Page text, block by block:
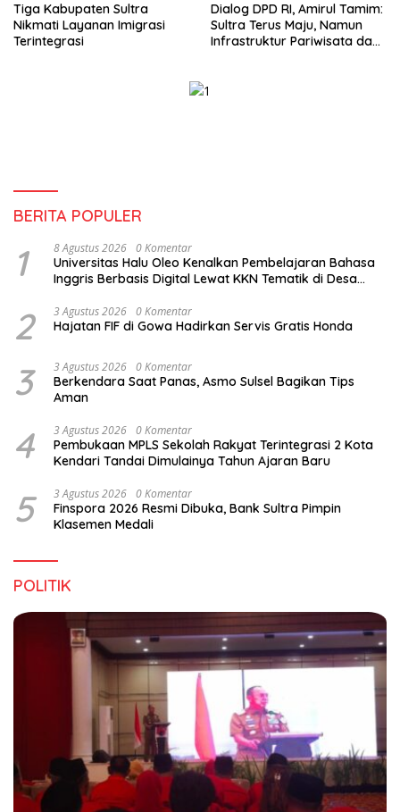
Tiga Kabupaten Sultra
Nikmati Layanan Imigrasi
Terintegrasi
Dialog DPD RI, Amirul Tamim:
Sultra Terus Maju, Namun
Infrastruktur Pariwisata dan
BERITA POPULER
1 8 Agustus 2026 0 Komentar
Universitas Halu Oleo Kenalkan Pembelajaran Bahasa
Inggris Berbasis Digital Lewat KKN Tematik di Desa
2 3 Agustus 2026 0 Komentar
Hajatan FIF di Gowa Hadirkan Servis Gratis Honda
3 3 Agustus 2026 0 Komentar
Berkendara Saat Panas, Asmo Sulsel Bagikan Tips
Aman
4 3 Agustus 2026 0 Komentar
Pembukaan MPLS Sekolah Rakyat Terintegrasi 2 Kota
Kendari Tandai Dimulainya Tahun Ajaran Baru
5 3 Agustus 2026 0 Komentar
Finspora 2026 Resmi Dibuka, Bank Sultra Pimpin
Klasemen Medali
POLITIK